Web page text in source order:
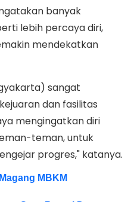
banyak
lebih percaya diri,
mendekatkan
sangat
dan fasilitas
mengingatkan diri
teman, untuk
progres," katanya.
MBKM